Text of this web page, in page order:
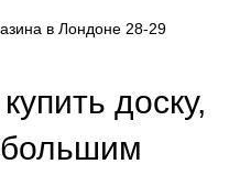
в Лондоне 28-29
доску,